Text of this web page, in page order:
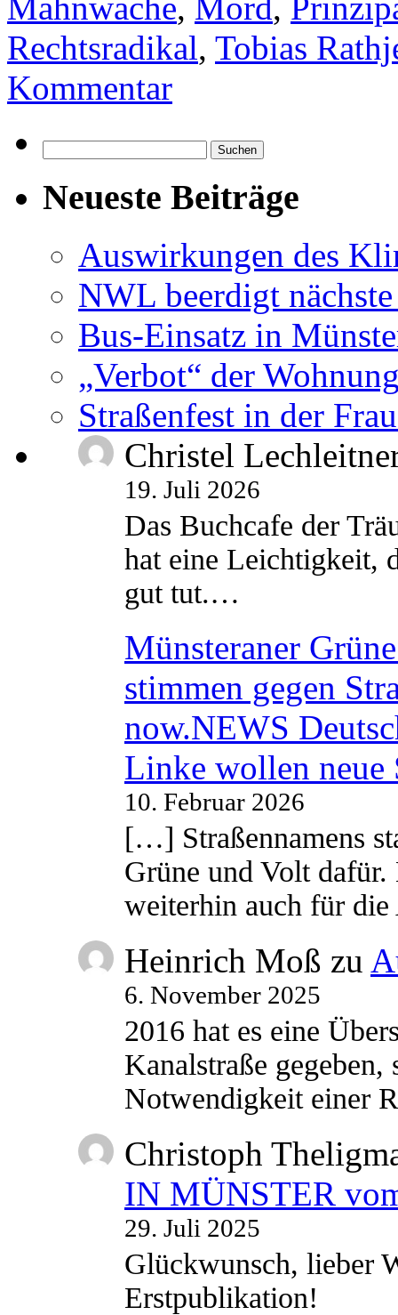
Mahnwache, Mord,
Rechtsradikal, Tobias
Kommentar
nach:
Neueste Beiträge
Auswirkungen des
NWL beerdigt
Bus-Einsatz in
„Verbot“ der
Straßenfest in der
Christel
19. Juli 2026
Das Buchcafe der
hat eine Leichtigkeit,
gut tut.…
Münsteraner
stimmen gegen
now.NEWS
Linke wollen neue
10. Februar 2026
[…] Straßennamens
Grüne und Volt
weiterhin auch für
Heinrich Moß zu
6. November 2025
2016 hat es eine
Kanalstraße
Notwendigkeit einer
Christoph
IN MÜNSTER
29. Juli 2025
Glückwunsch, lieber
Erstpublikation!